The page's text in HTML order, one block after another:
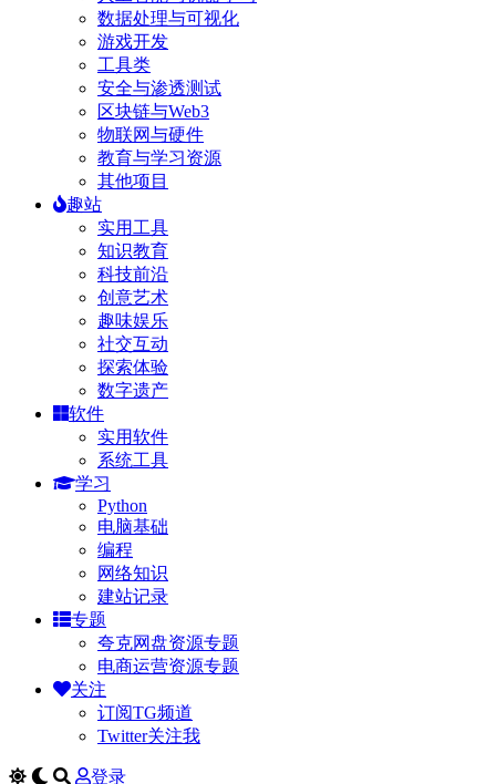
数据处理与可视化
游戏开发
工具类
安全与渗透测试
区块链与Web3
物联网与硬件
教育与学习资源
其他项目
趣站
实用工具
知识教育
科技前沿
创意艺术
趣味娱乐
社交互动
探索体验
数字遗产
软件
实用软件
系统工具
学习
Python
电脑基础
编程
网络知识
建站记录
专题
夸克网盘资源专题
电商运营资源专题
关注
订阅TG频道
Twitter关注我
登录